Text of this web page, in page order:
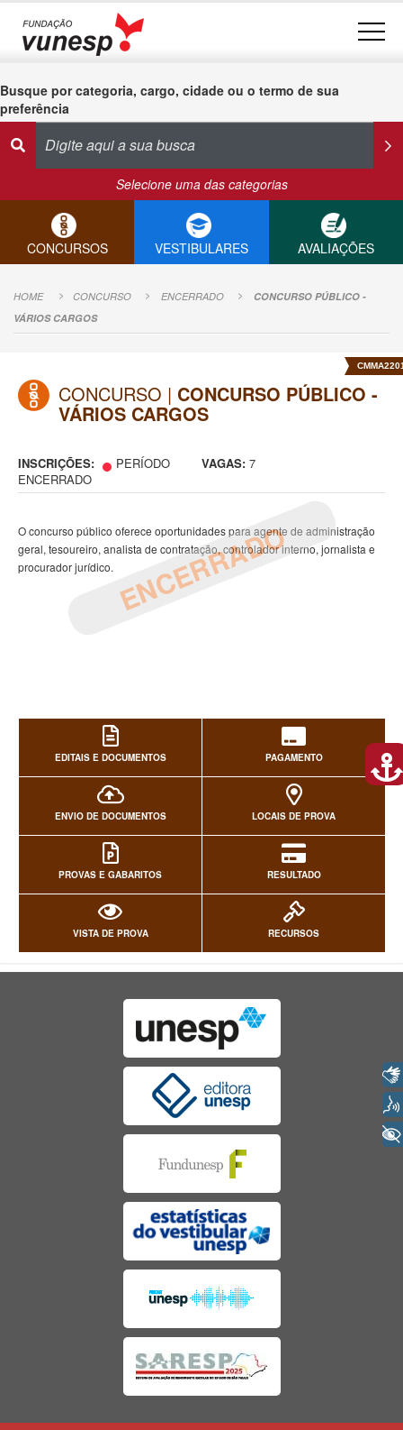
Busque por categoria, cargo, cidade ou o termo de sua
preferência
Selecione uma das categorias
CONCURSOS VESTIBULARES AVALIAÇÕES
HOME CONCURSO ENCERRADO
CONCURSO PÚBLICO -
VÁRIOS CARGOS
CONCURSO | CONCURSO PÚBLICO -
VÁRIOS CARGOS
INSCRIÇÕES:
PERÍODO
ENCERRADO
VAGAS: 7
ENCERRADO
O concurso público oferece oportunidades para agente de administração
geral, tesoureiro, analista de contratação, controlador interno, jornalista e
procurador jurídico.
EDITAIS E DOCUMENTOS PAGAMENTO
ENVIO DE DOCUMENTOS LOCAIS DE PROVA
PROVAS E GABARITOS RESULTADO
VISTA DE PROVA RECURSOS
+ Acessibilidade